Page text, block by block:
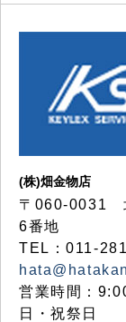
(株)畑金物店
〒060-0031
6番地
TEL：011-
営業時間：
日・祝祭日